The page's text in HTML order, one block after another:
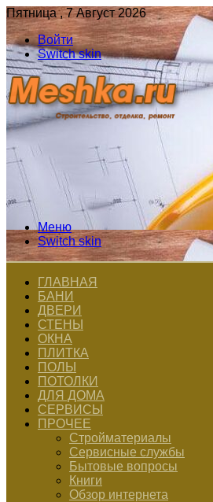
Пятница , 7 Август 2026
Войти
Switch skin
Меню
Switch skin
ГЛАВНАЯ
БАНИ
ДВЕРИ
СТЕНЫ
ОКНА
ПЛИТКА
ПОЛЫ
ПОТОЛКИ
ДЛЯ ДОМА
СЕРВИСЫ
ПРОЧЕЕ
Стройматериалы
Сервисные службы
Бытовые вопросы
Книги
Обзор интернета